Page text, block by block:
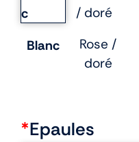
Blanc
Rose /
doré
*Epaules